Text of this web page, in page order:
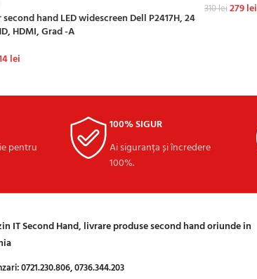
hand LED widescreen Dell P2417H, 24
HDMI, Grad -A
lei
310lei279lei
pentru
100% SIGUR
Ai siguranța și încredere
100%.
IT Second Hand, livrare produse second hand oriunde in
0721.230.806,0736.344.203